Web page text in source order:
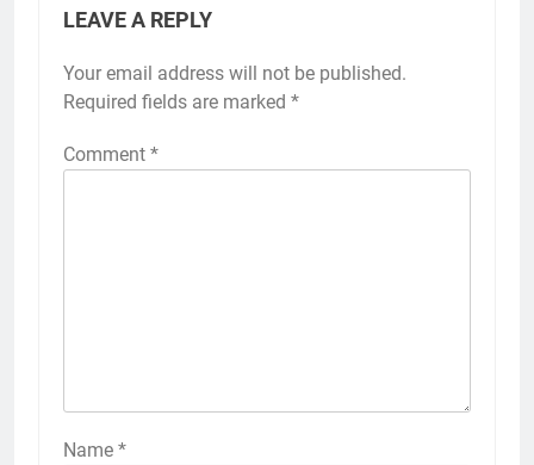
LEAVE A REPLY
Your email address will not be published.
Required fields are marked *
Comment *
Name *